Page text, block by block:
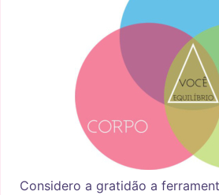
Considero a gratidão a